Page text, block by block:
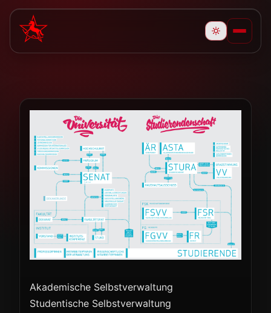
Akademische Selbstverwaltung
Studentische Selbstverwaltung